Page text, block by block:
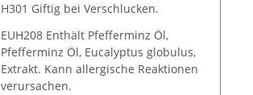
H301 Giftig bei Verschlucken.
EUH208 Enthält Pfefferminz Öl,
Pfefferminz Öl, Eucalyptus globulus,
Extrakt. Kann allergische Reaktionen
verursachen.